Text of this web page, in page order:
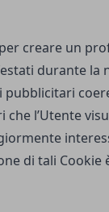
creare un
durante la
pubblicitari
l’Utente
di tali Cookie